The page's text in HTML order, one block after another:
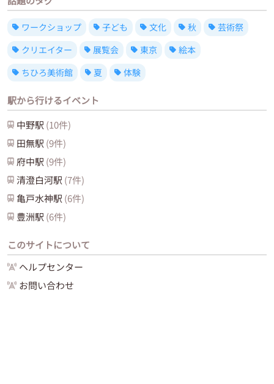
ワークショップ 子ども 文化 秋
芸術祭
クリエイター
展覧会 東京
絵本
ちひろ美術館
夏 体験
駅から行けるイベント
中野駅 (10件)
田無駅 (9件)
府中駅 (9件)
清澄白河駅 (7件)
亀戸水神駅 (6件)
豊洲駅 (6件)
このサイトについて
ヘルプセンター
お問い合わせ